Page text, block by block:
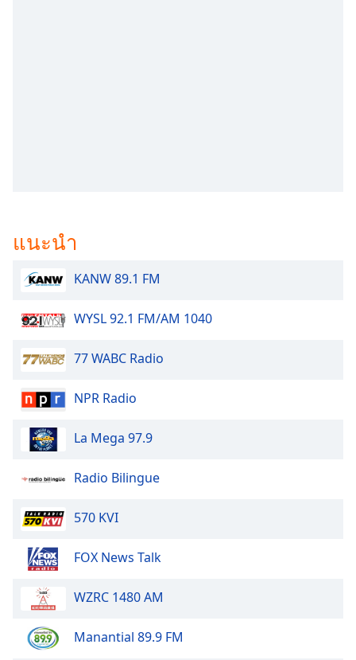
modal
Beginning
dialog
Escape
cancel
Color
Opacity
แนะนำ
KANW 89.1 FM
WYSL 92.1 FM/AM 1040
77 WABC Radio
NPR Radio
La Mega 97.9
Radio Bilingue
570 KVI
FOX News Talk
WZRC 1480 AM
Manantial 89.9 FM